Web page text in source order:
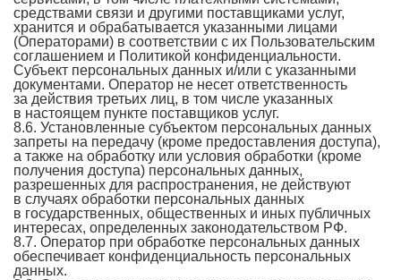
средствами связи и другими поставщиками услуг,
хранится и обрабатывается указанными лицами
(Операторами) в соответствии с их Пользовательским
соглашением и Политикой конфиденциальности.
Субъект персональных данных и/или с указанными
документами. Оператор не несет ответственность
за действия третьих лиц, в том числе указанных
в настоящем пункте поставщиков услуг.
8.6. Установленные субъектом персональных данных
запреты на передачу (кроме предоставления доступа),
а также на обработку или условия обработки (кроме
получения доступа) персональных данных,
разрешенных для распространения, не действуют
в случаях обработки персональных данных
в государственных, общественных и иных публичных
интересах, определенных законодательством РФ.
8.7. Оператор при обработке персональных данных
обеспечивает конфиденциальность персональных
данных.